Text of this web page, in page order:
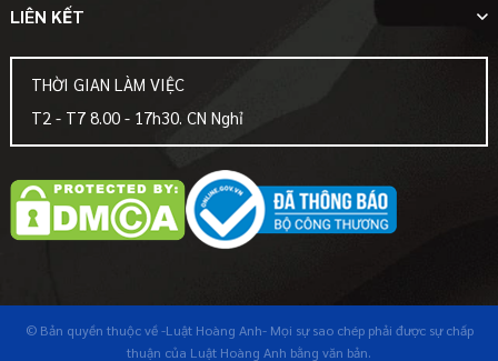
LIÊN KẾT
THỜI GIAN LÀM VIỆC
T2 - T7 8.00 - 17h30. CN Nghỉ
© Bản quyền thuộc về-Luật Hoàng Anh-Mọi sự sao chép phải được sự chấp
thuận của Luật Hoàng Anh bằng văn bản.